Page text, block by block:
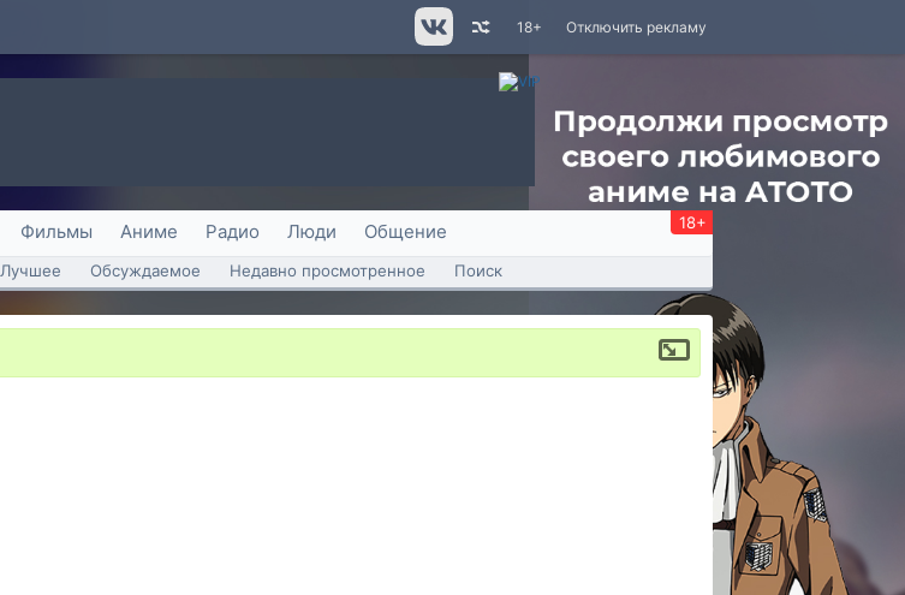
Отключить рекламу
18+
Фильмы Аниме Радио Люди Общение 18+
Лучшее Обсуждаемое Недавно просмотренное Поиск